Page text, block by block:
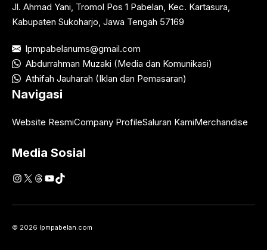
Jl. Ahmad Yani, Tromol Pos 1 Pabelan, Kec. Kartasura,
Kabupaten Sukoharjo, Jawa Tengah 57169
lpmpabelanums@gmail.com
Abdurrahman Muzaki (Media dan Komunikasi)
Athifah Jauharah (Iklan dan Pemasaran)
Navigasi
Website ResmiCompany ProfileSaluran KamiMerchandise
Media Sosial
Instagram
X Threads
YouTube
TikTok
© 2026 lpmpabelan.com